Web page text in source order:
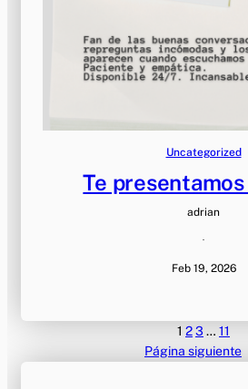
Uncategorized
Te
adrian
·
Feb 19, 2026
1 23… 11
Página siguiente